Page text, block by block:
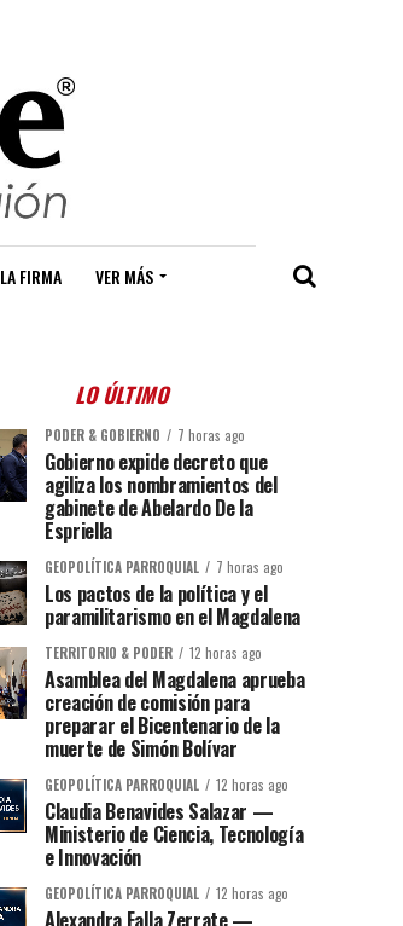
LA FIRMA VER MÁS
LO ÚLTIMO
PODER & GOBIERNO 7 horas ago
Gobierno expide decreto que
agiliza los nombramientos del
gabinete de Abelardo De la
Espriella
GEOPOLÍTICA PARROQUIAL 7 horas ago
Los pactos de la política y el
paramilitarismo en el Magdalena
TERRITORIO & PODER 12 horas ago
Asamblea del Magdalena aprueba
creación de comisión para
preparar el Bicentenario de la
muerte de Simón Bolívar
GEOPOLÍTICA PARROQUIAL 12 horas ago
Claudia Benavides Salazar —
Ministerio de Ciencia, Tecnología
e Innovación
GEOPOLÍTICA PARROQUIAL 12 horas ago
Alexandra Falla Zerrate —